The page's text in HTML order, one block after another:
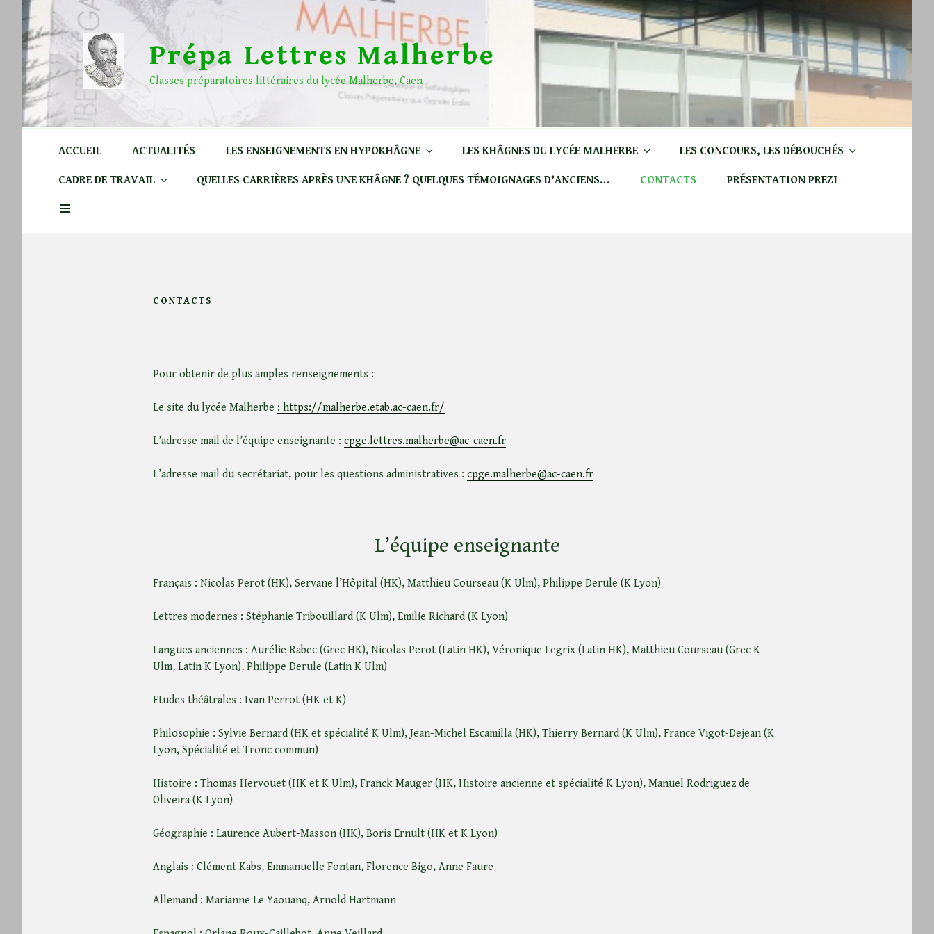
Aller
au
contenu
principal
Prépa Lettres Malherbe
Classes préparatoires littéraires du lycée Malherbe, Caen
ACCUEIL ACTUALITÉS LES ENSEIGNEMENTS EN HYPOKHÂGNE LES KHÂGNES DU LYCÉE MALHERBE LES CONCOURS, LES DÉBOUCHÉS
CADRE DE TRAVAIL QUELLES CARRIÈRES APRÈS UNE KHÂGNE ? QUELQUES TÉMOIGNAGES D’ANCIENS… CONTACTS PRÉSENTATION PREZI
CONTACTS
Pour obtenir de plus amples renseignements :
Le site du lycée Malherbe : https://malherbe.etab.ac-caen.fr/
L’adresse mail de l’équipe enseignante : cpge.lettres.malherbe@ac-caen.fr
L’adresse mail du secrétariat, pour les questions administratives : cpge.malherbe@ac-caen.fr
L’équipe enseignante
Français : Nicolas Perot (HK), Servane l’Hôpital (HK), Matthieu Courseau (K Ulm), Philippe Derule (K Lyon)
Lettres modernes : Stéphanie Tribouillard (K Ulm), Emilie Richard (K Lyon)
Langues anciennes : Aurélie Rabec (Grec HK), Nicolas Perot (Latin HK), Véronique Legrix (Latin HK), Matthieu Courseau (Grec K
Ulm, Latin K Lyon), Philippe Derule (Latin K Ulm)
Etudes théâtrales : Ivan Perrot (HK et K)
Philosophie : Sylvie Bernard (HK et spécialité K Ulm), Jean-Michel Escamilla (HK), Thierry Bernard (K Ulm), France Vigot-Dejean (K
Lyon, Spécialité et Tronc commun)
Histoire : Thomas Hervouet (HK et K Ulm), Franck Mauger (HK, Histoire ancienne et spécialité K Lyon), Manuel Rodriguez de
Oliveira (K Lyon)
Géographie : Laurence Aubert-Masson (HK), Boris Ernult (HK et K Lyon)
Anglais : Clément Kabs, Emmanuelle Fontan, Florence Bigo, Anne Faure
Allemand : Marianne Le Yaouanq, Arnold Hartmann